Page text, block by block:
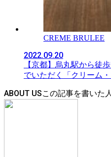
CREME BRULEE
2022.09.20
【京都】烏丸駅から徒
でいただく「クリーム・
ABOUT US